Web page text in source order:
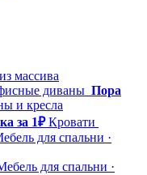
массива
диваны Пора
и кресла
за 1₽ Кровати
для спальни ·
для спальни ·